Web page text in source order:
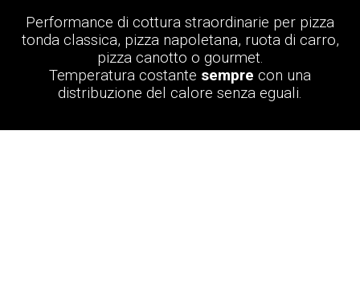
Performance di cottura straordinarie per pizza
tonda classica, pizza napoletana, ruota di carro,
pizza canotto o gourmet.
Temperatura costante sempre con una
distribuzione del calore senza eguali.